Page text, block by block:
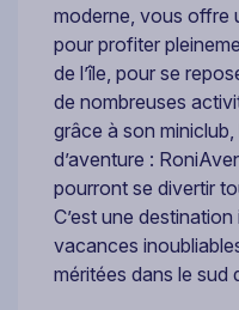
moderne, vous offre
pour profiter
de l’île, pour se
de nombreuses
grâce à son
d’aventure :
pourront se divertir
C’est une
vacances
méritées dans le sud